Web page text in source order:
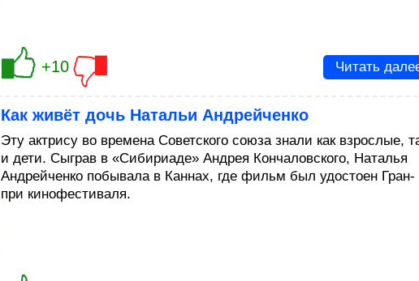
+10 Читать
Как живёт дочь Натальи Андрейченко
Эту актрису во времена Советского союза знали как взрослые,
и дети. Сыграв в «Сибириаде» Андрея Кончаловского, Наталья
Андрейченко побывала в Каннах, где фильм был удостоен Гран-
при кинофестиваля.